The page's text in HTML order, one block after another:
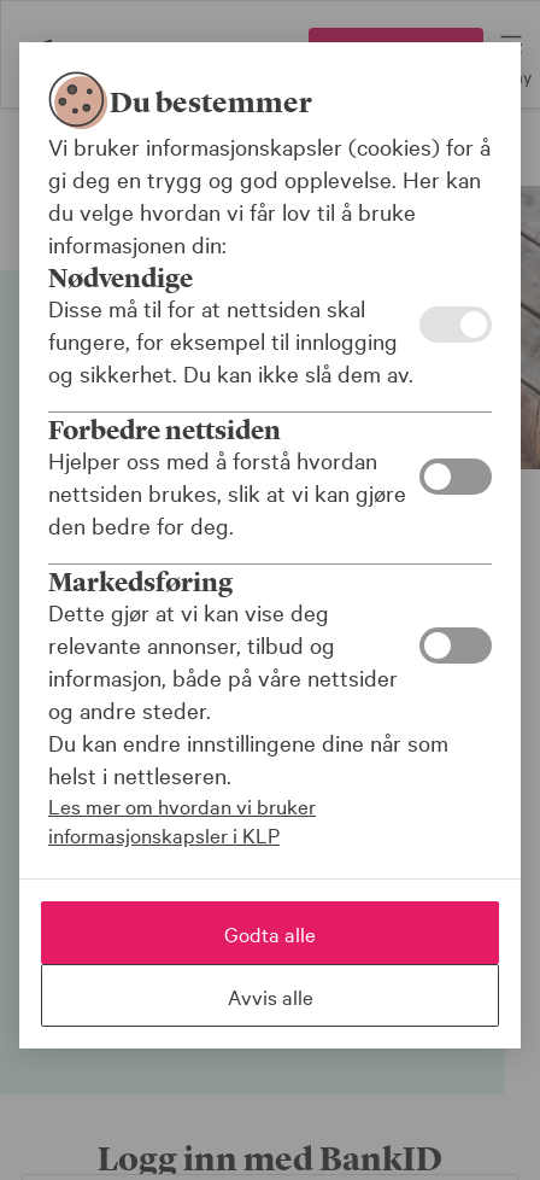
Meny
Forsiden
Pålogging og tilgang til
Kundeside
Som bruker av Kundeside benytter du din
personlige BankID når du logger deg på.
BankID er en personlig og enkel
elektronisk legitimasjon for sikker
identifisering og signering på nettet.
over hvem som har tilgang til Kundeside,
og som kan opprette, endre og slette
Logg inn med BankID
Du bestemmer
Vi bruker informasjonskapsler (cookies) for å
gi deg en trygg og god opplevelse. Her kan
du velge hvordan vi får lov til å bruke
informasjonen din:
Nødvendige
Disse må til for at nettsiden skal
fungere, for eksempel til innlogging
og sikkerhet. Du kan ikke slå dem av.
Forbedre nettsiden
Hjelper oss med å forstå hvordan
nettsiden brukes, slik at vi kan gjøre
den bedre for deg.
Markedsføring
Dette gjør at vi kan vise deg
relevante annonser, tilbud og
informasjon, både på våre nettsider
og andre steder.
Du kan endre innstillingene dine når som
helst i nettleseren.
Les mer om hvordan vi bruker
informasjonskapsler i KLP
Godta alle
Avvis alle